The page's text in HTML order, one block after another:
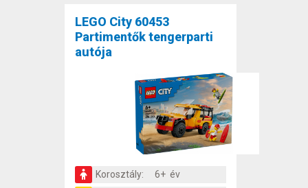
LEGO City 60453
Partimentők tengerparti
autója
Korosztály:
6+ év